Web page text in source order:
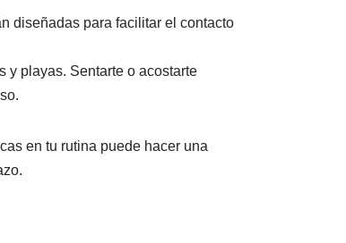
diseñadas para facilitar el contacto
y playas. Sentarte o acostarte
en tu rutina puede hacer una